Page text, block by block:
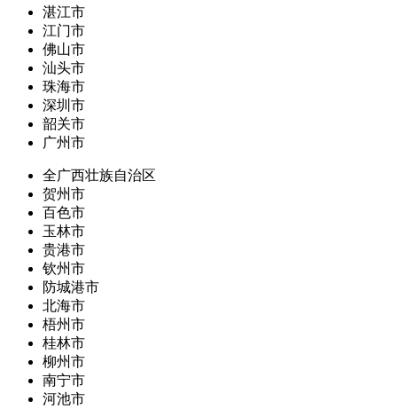
湛江市
江门市
佛山市
汕头市
珠海市
深圳市
韶关市
广州市
全广西壮族自治区
贺州市
百色市
玉林市
贵港市
钦州市
防城港市
北海市
梧州市
桂林市
柳州市
南宁市
河池市